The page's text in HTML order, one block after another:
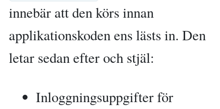
innebär att den körs innan
applikationskoden ens lästs in. Den
letar sedan efter och stjäl:
Inloggningsuppgifter för